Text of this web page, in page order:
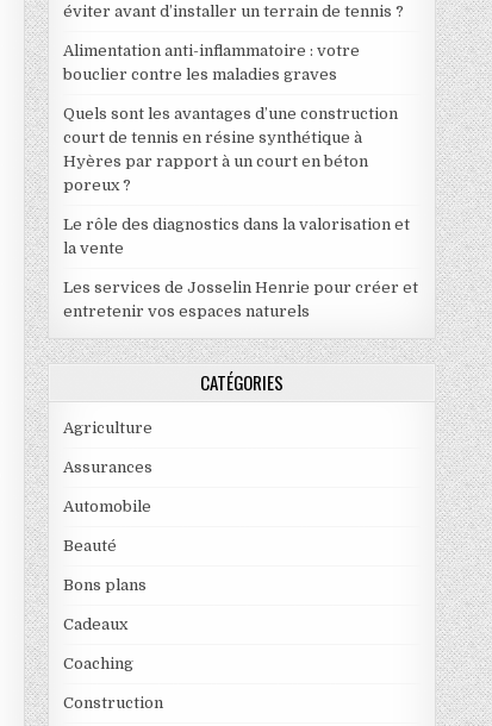
éviter avant d’installer un terrain de tennis ?
Alimentation anti-inflammatoire : votre
bouclier contre les maladies graves
Quels sont les avantages d’une construction
court de tennis en résine synthétique à
Hyères par rapport à un court en béton
poreux ?
Le rôle des diagnostics dans la valorisation et
la vente
Les services de Josselin Henrie pour créer et
entretenir vos espaces naturels
CATÉGORIES
Agriculture
Assurances
Automobile
Beauté
Bons plans
Cadeaux
Coaching
Construction